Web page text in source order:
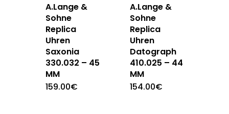
A.Lange &
Sohne
Replica
Uhren
Saxonia
330.032 – 45
MM
159.00€
A.Lange &
Sohne
Replica
Uhren
Datograph
410.025 – 44
MM
154.00€